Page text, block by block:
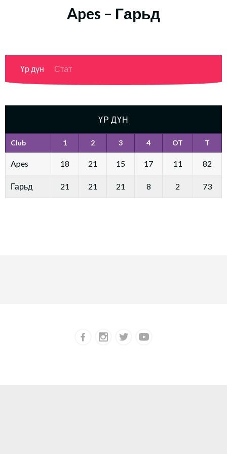
Apes – Гарьд
Үр дүн Стат
ҮР ДҮН
Club 1 2 3 4 OT T
Apes 18 21 15 17 11 82
Гарьд 21 21 21 8 2 73